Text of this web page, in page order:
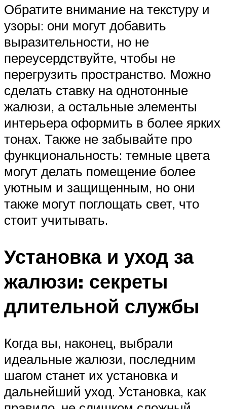
Обратите внимание на текстуру и
узоры: они могут добавить
выразительности, но не
переусердствуйте, чтобы не
перегрузить пространство. Можно
сделать ставку на однотонные
жалюзи, а остальные элементы
интерьера оформить в более ярких
тонах. Также не забывайте про
функциональность: темные цвета
могут делать помещение более
уютным и защищенным, но они
также могут поглощать свет, что
стоит учитывать.
Установка и уход за
жалюзи: секреты
длительной службы
Когда вы, наконец, выбрали
идеальные жалюзи, последним
шагом станет их установка и
дальнейший уход. Установка, как